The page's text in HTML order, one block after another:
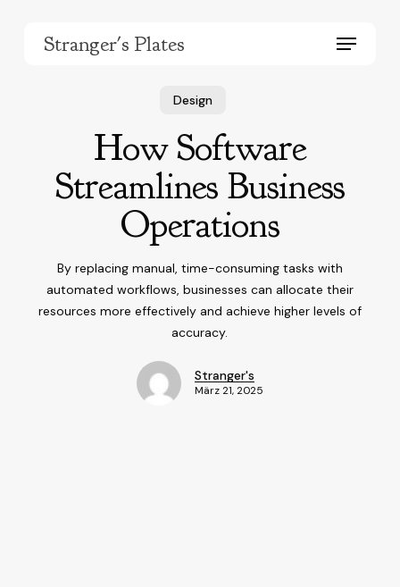
Stranger's Plates Menu
Design
How Software
Streamlines Business
Operations
By replacing manual, time-consuming tasks with
automated workflows, businesses can allocate their
resources more effectively and achieve higher levels of
accuracy.
Stranger's
März 21, 2025